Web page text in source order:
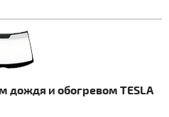
дождя и обогревом TESLA